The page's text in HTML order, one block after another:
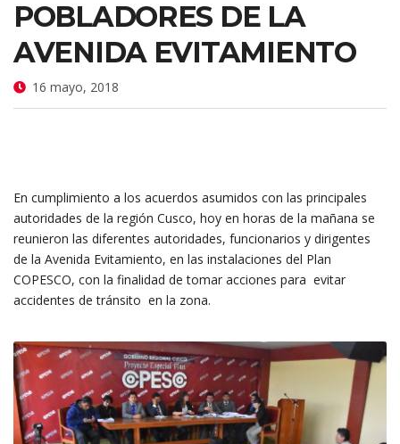
POBLADORES DE LA
AVENIDA EVITAMIENTO
16 mayo, 2018
En cumplimiento a los acuerdos asumidos con las principales
autoridades de la región Cusco, hoy en horas de la mañana se
reunieron las diferentes autoridades, funcionarios y dirigentes
de la Avenida Evitamiento, en las instalaciones del Plan
COPESCO, con la finalidad de tomar acciones para evitar
accidentes de tránsito en la zona.